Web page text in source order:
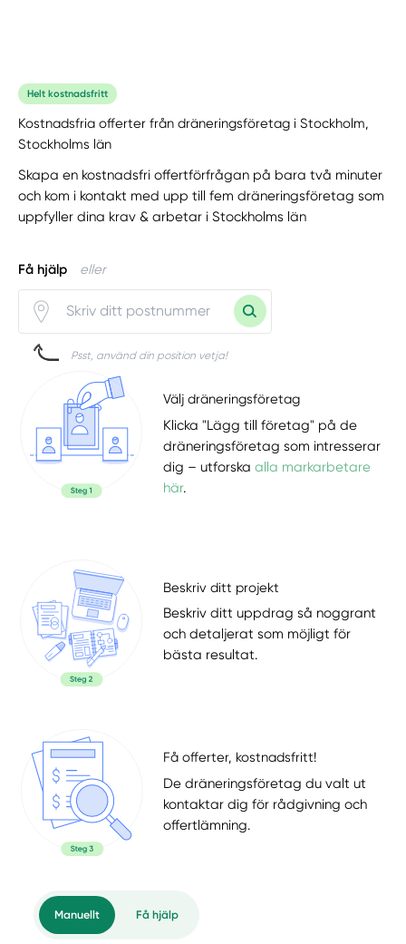
Helt kostnadsfritt
Kostnadsfria offerter från dräneringsföretag i Stockholm,
Stockholms län
Skapa en kostnadsfri offertförfrågan på bara två minuter
och kom i kontakt med upp till fem dräneringsföretag som
uppfyller dina krav & arbetar i Stockholms län
Få hjälp eller
Psst, använd din position vetja!
Välj dräneringsföretag
Klicka "Lägg till företag" på de
dräneringsföretag som intresserar
dig – utforskaalla markarbetare
här.
Beskriv ditt projekt
Beskriv ditt uppdrag så noggrant
och detaljerat som möjligt för
bästa resultat.
Få offerter, kostnadsfritt!
De dräneringsföretag du valt ut
kontaktar dig för rådgivning och
offertlämning.